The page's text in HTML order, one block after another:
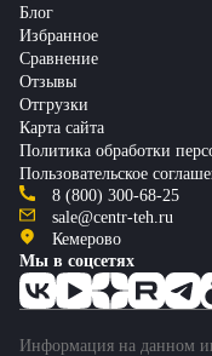
Блог
Избранное
Сравнение
Отзывы
Отгрузки
Карта сайта
Политика обработки
Пользовательское
8 (800) 300-68-25
sale@centr-teh.ru
Кемерово
Мы в соцсетях
Информация на данном